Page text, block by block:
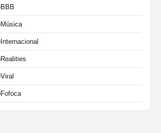
BBB
Música
Internacional
Realities
Viral
Fofoca